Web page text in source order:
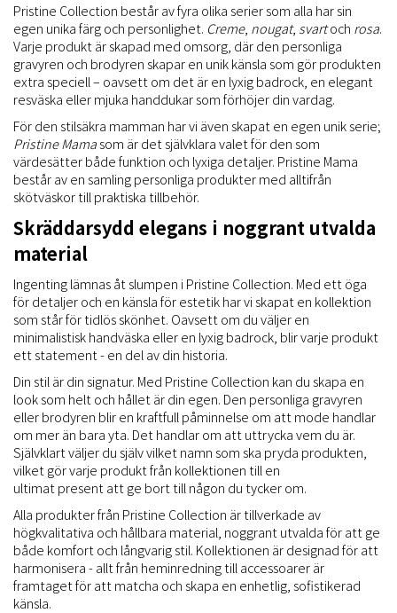
Pristine Collection består av fyra olika serier som alla har sin
egen unika färg och personlighet. Creme, nougat, svartoch rosa.
Varje produkt är skapad med omsorg, där den personliga
gravyren och brodyren skapar en unik känsla som gör produkten
extra speciell – oavsett om det är en lyxig badrock, en elegant
resväska eller mjuka handdukar som förhöjer din vardag.
För den stilsäkra mamman har vi även skapat en egen unik serie;
Pristine Mamasom är det självklara valet för den som
värdesätter både funktion och lyxiga detaljer. Pristine Mama
består av en samling personliga produkter med alltifrån
skötväskor till praktiska tillbehör.
Skräddarsydd elegans i noggrant utvalda
material
Ingenting lämnas åt slumpen i Pristine Collection. Med ett öga
för detaljer och en känsla för estetik har vi skapat en kollektion
som står för tidlös skönhet. Oavsett om du väljer en
minimalistisk handväska eller en lyxig badrock, blir varje produkt
ett statement - en del av din historia.
Din stil är din signatur. Med Pristine Collection kan du skapa en
look som helt och hållet är din egen. Den personliga gravyren
eller brodyren blir en kraftfull påminnelse om att mode handlar
om mer än bara yta. Det handlar om att uttrycka vem du är.
Självklart väljer du själv vilket namn som ska pryda produkten,
vilket gör varje produkt från kollektionen till en
ultimat present att ge bort till någon du tycker om.
Alla produkter från Pristine Collection är tillverkade av
högkvalitativa och hållbara material, noggrant utvalda för att ge
både komfort och långvarig stil. Kollektionen är designad för att
harmonisera - allt från heminredning till accessoarer är
framtaget för att matcha och skapa en enhetlig, sofistikerad
känsla.